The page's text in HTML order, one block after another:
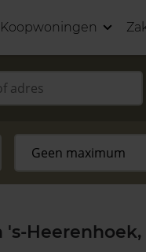
Koopwoningen
Heerenhoek,